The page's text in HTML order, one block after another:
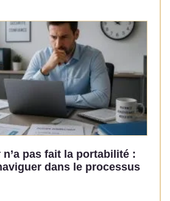
pas fait la portabilité :
dans le processus